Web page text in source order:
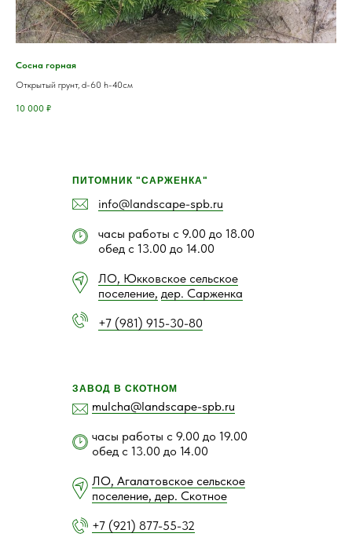
Сосна горная
Открытый грунт, d-60 h-40см
10 000 ₽
ПИТОМНИК "САРЖЕНКА"
info@landscape-spb.ru
часы работы с 9.00 до 18.00
обед с 13.00 до 14.00
ЛО, Юкковское сельское
поселение, дер. Сарженка
+7 (981) 915-30-80
ЗАВОД В СКОТНОМ
mulcha@landscape-spb.ru
часы работы с 9.00 до 19.00
обед с 13.00 до 14.00
ЛО, Агалатовское сельское
поселение, дер. Скотное
+7 (921) 877-55-32